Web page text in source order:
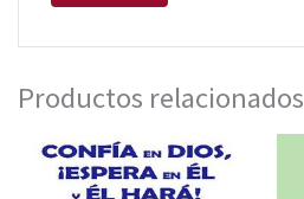
Productos relacionados